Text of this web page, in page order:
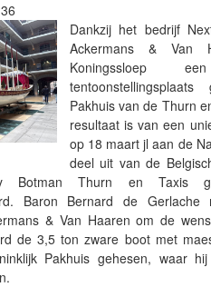
Dankzij het bedrijf
Ackermans & Van
Koningssloep
Pakhuis van de Thurn
resultaat is van een
op 18 maart jl aan de
deel uit van de
Botman Thurn en Taxis
Baron Bernard de
& Van Haaren om de
de 3,5 ton zware boot met
Pakhuis gehesen, waar